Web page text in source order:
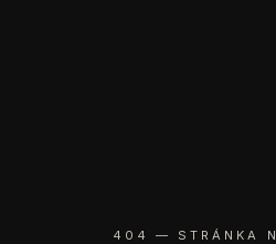
404 — STRÁNKA